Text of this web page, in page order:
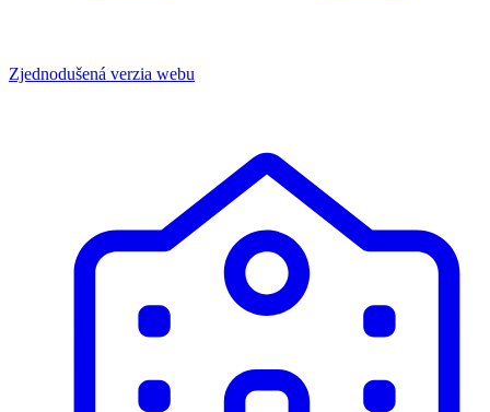
Zjednodušená verzia webu